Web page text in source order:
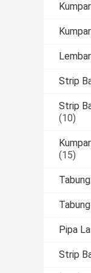
Strip
Strip
(10)
(15)
Pipa
Strip